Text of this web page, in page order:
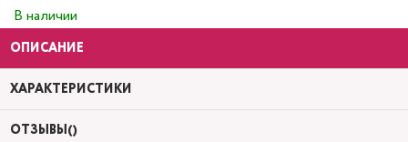
В наличии
ОПИСАНИЕ
ХАРАКТЕРИСТИКИ
ОТЗЫВЫ()